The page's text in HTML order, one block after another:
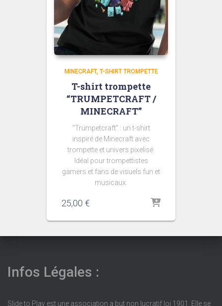
MINECRAFT T-SHIRT TROMPETTE
T-shirt trompette
“TRUMPETCRAFT /
MINECRAFT”
“Trumpetcraft” : un t-shirt
inspiré de Minecraft avec
trompette et univers pixelisé.
Idéal pour trompettistes
gamers et fans de visuels fun et
musicaux.
25,00 €
Infos Légales :
Slide to Play est une association a but non lucratif loi 1901. Elle se